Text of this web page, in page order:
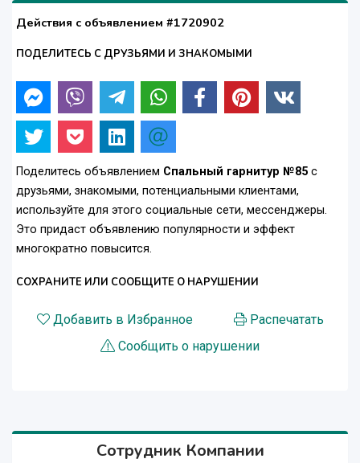
Действия с объявлением #1720902
ПОДЕЛИТЕСЬ С ДРУЗЬЯМИ И ЗНАКОМЫМИ
Поделитесь объявлением Спальный гарнитур №85 с
друзьями, знакомыми, потенциальными клиентами,
используйте для этого социальные сети, мессенджеры.
Это придаст объявлению популярности и эффект
многократно повысится.
СОХРАНИТЕ ИЛИ СООБЩИТЕ О НАРУШЕНИИ
Добавить в Избранное
Распечатать
Сообщить о нарушении
Сотрудник Компании